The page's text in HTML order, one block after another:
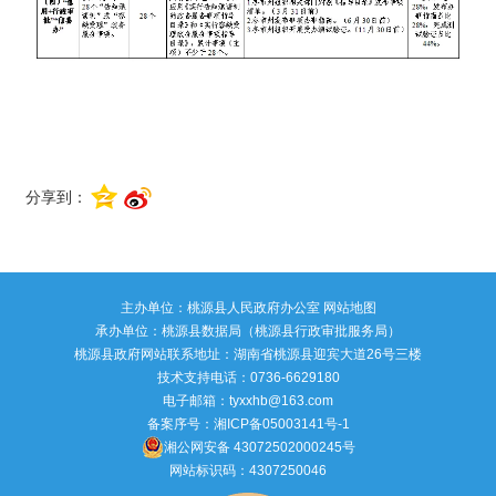
分享到：
主办单位：桃源县人民政府办公室 网站地图
承办单位：桃源县数据局（桃源县行政审批服务局）
桃源县政府网站联系地址：湖南省桃源县迎宾大道26号三楼
技术支持电话：0736-6629180
电子邮箱：tyxxhb@163.com
备案序号： 湘ICP备05003141号-1
湘公网安备 43072502000245号
网站标识码：4307250046